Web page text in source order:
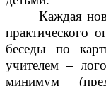
Каждая
практического
беседы по
учителем –
минимум